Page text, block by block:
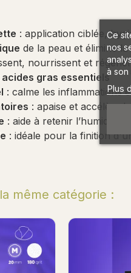
: application ciblée,
de la peau et élimine
nourrissent et
gras essentiels
: calme les inflammations
: apaise et accélère
: aide à retenir l’humidité
: idéale pour la finition
même catégorie :
Ce
nos
à son
Plus